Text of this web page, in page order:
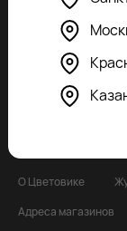
8 800 5559401
О Цветовике
Адреса магазинов